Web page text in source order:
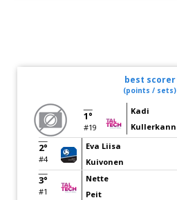
best scorer
(points / sets)
1°
#19
Kadi
Kullerkann
2°
#4
Eva Liisa
Kuivonen
3°
#1
Nette
Peit